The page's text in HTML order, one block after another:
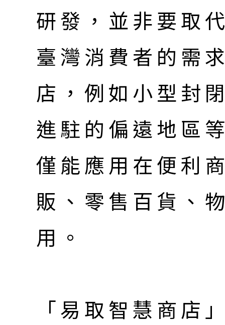
研發，並非要取
臺灣消費者的需
店，例如小型封
進駐的偏遠地區
僅能應用在便利
販、零售百貨、
用。
「易取智慧商店